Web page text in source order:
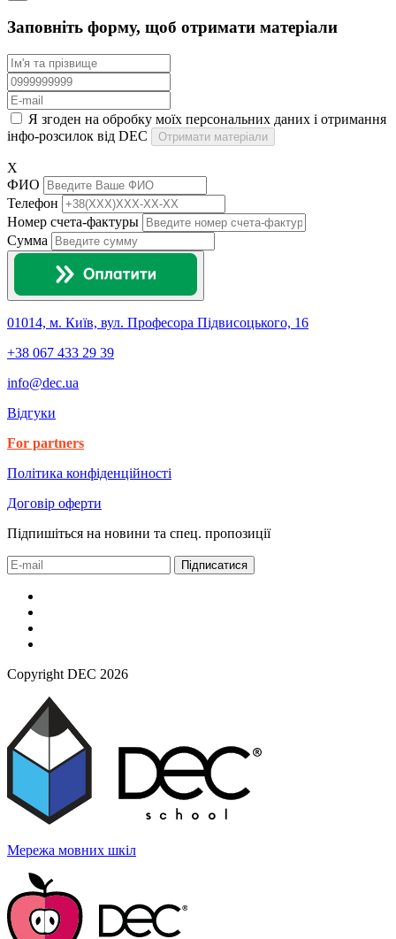
Заповніть форму, щоб отримати матеріали
Я згоден на обробку моїх персональних даних і отримання
інфо-розсилок від DEC
Отримати матеріали
X
ФИО
Телефон
Номер счета-фактуры
Сумма
01014, м. Київ, вул. Професора Підвисоцького, 16
+38 067 433 29 39
info@dec.ua
Відгуки
For partners
Політика конфіденційності
Договір оферти
Підпишіться на новини та спец. пропозиції
Підписатися
Copyright DEC 2026
Мережа мовних шкіл